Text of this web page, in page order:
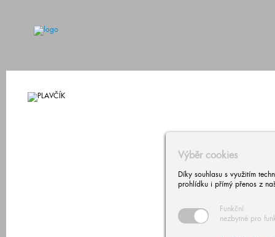
Výběr cookies
Díky souhlasu s využitím
prohlídku i přímý přenos z
Funkční
nezbytné pro